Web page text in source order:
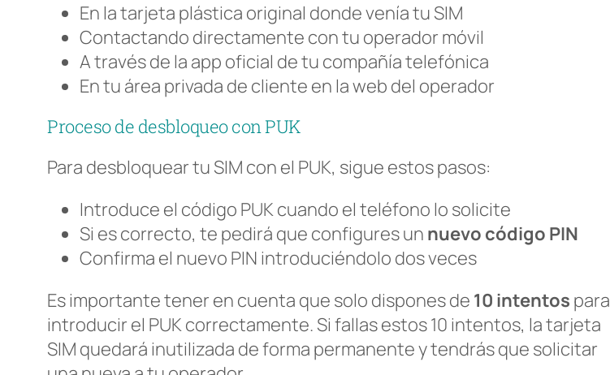
En la tarjeta plástica original donde venía tu SIM
Contactando directamente con tu operador móvil
A través de la app oficial de tu compañía telefónica
En tu área privada de cliente en la web del operador
Proceso de desbloqueo con PUK
Para desbloquear tu SIM con el PUK, sigue estos pasos:
Introduce el código PUK cuando el teléfono lo solicite
Si es correcto, te pedirá que configures un nuevo código PIN
Confirma el nuevo PIN introduciéndolo dos veces
Es importante tener en cuenta que solo dispones de 10 intentos para
introducir el PUK correctamente. Si fallas estos 10 intentos, la tarjeta
SIM quedará inutilizada de forma permanente y tendrás que solicitar